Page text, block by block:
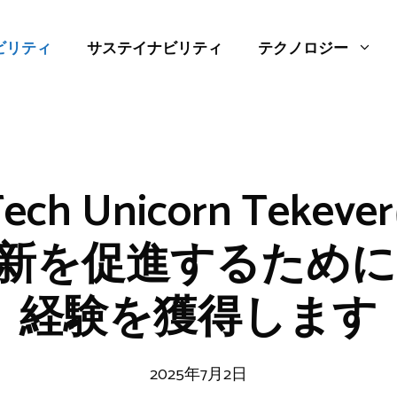
リティ サステイナビリティ テクノロジー
Unicorn
を促進するため
経験を獲得します
2025年7月2日